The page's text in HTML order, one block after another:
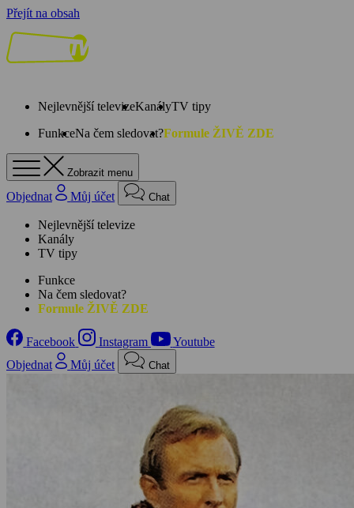
Přejít na obsah
Nejlevnější televizeKanályTV tipy
FunkceNa čem sledovat?Formule ŽIVĚ ZDE
Zobrazit menu
Objednat Můj účet Chat
Nejlevnější televize
Kanály
TV tipy
Funkce
Na čem sledovat?
Formule ŽIVĚ ZDE
Facebook Instagram
Youtube
Objednat
Můj účet Chat